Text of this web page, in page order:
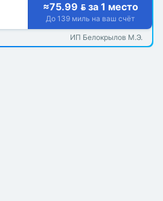
≈75.99  за 1 место
До 139 миль на ваш счёт
ИП Белокрылов М.Э.